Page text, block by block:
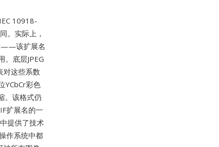
10918-
。实际上，
——该扩展名
。底层JPEG
对这些系数
YCbCr彩色
。该格式仍
扩展名的一
提供了技术
作系统中都